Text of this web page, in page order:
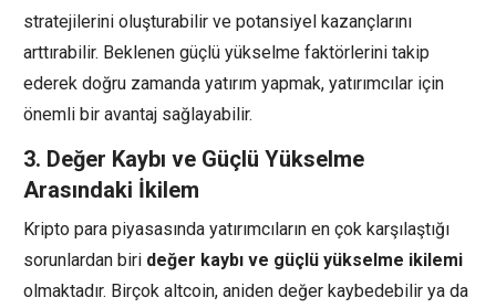
stratejilerini oluşturabilir ve potansiyel kazançlarını
arttırabilir. Beklenen güçlü yükselme faktörlerini takip
ederek doğru zamanda yatırım yapmak, yatırımcılar için
önemli bir avantaj sağlayabilir.
3. Değer Kaybı ve Güçlü Yükselme
Arasındaki İkilem
Kripto para piyasasında yatırımcıların en çok karşılaştığı
sorunlardan biri değer kaybı ve güçlü yükselme ikilemi
olmaktadır. Birçok altcoin, aniden değer kaybedebilir ya da